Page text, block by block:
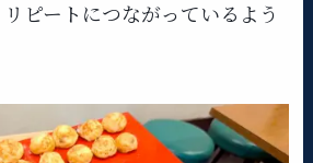
ピートにつながっているよう